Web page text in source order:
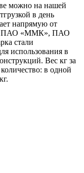
можно на нашей
в день
напрямую от
ПАО «ММК», ПАО
стали
использования в
Вес кг за
в одной